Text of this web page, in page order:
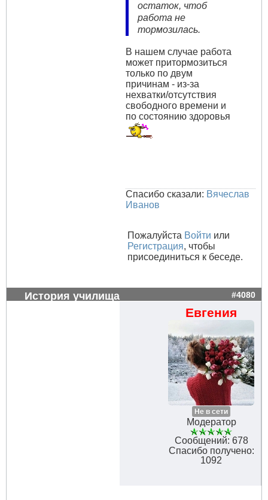
остаток, чтоб
работа не
тормозилась.
В нашем случае работа
может притормозиться
только по двум
причинам - из-за
нехватки/отсутствия
свободного времени и
по состоянию здоровья
Спасибо сказали: Вячеслав
Иванов
Пожалуйста Войти или
Регистрация, чтобы
присоединиться к беседе.
История училища #4080
Евгения
Не в сети
Модератор
Сообщений: 678
Спасибо получено:
1092